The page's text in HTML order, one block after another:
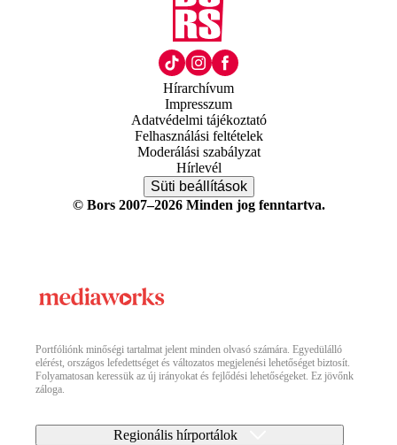
Hírarchívum
Impresszum
Adatvédelmi tájékoztató
Felhasználási feltételek
Moderálási szabályzat
Hírlevél
Süti beállítások
© Bors 2007–2026 Minden jog fenntartva.
Portfóliónk minőségi tartalmat jelent minden olvasó számára. Egyedülálló
elérést, országos lefedettséget és változatos megjelenési lehetőséget biztosít.
Folyamatosan keressük az új irányokat és fejlődési lehetőségeket. Ez jövőnk
záloga.
Regionális hírportálok